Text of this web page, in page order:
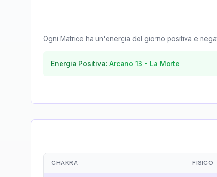
Ogni Matrice ha un'energia del giorno positiva e
Energia Positiva: Arcano 13 - La Morte
CHAKRA FISICO